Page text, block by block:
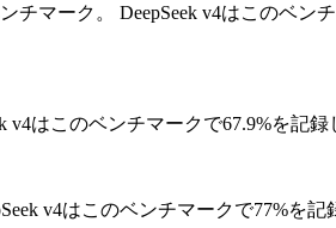
チマーク。
DeepSeek v4はこのベン
v4はこのベンチマークで67.9%を記録
v4はこのベンチマークで77%を記